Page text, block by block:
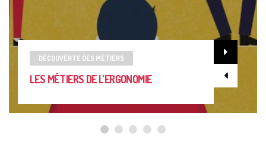
DÉCOUVERTE DES MÉTIERS
LES MÉTIERS DE L’ERGONOMIE